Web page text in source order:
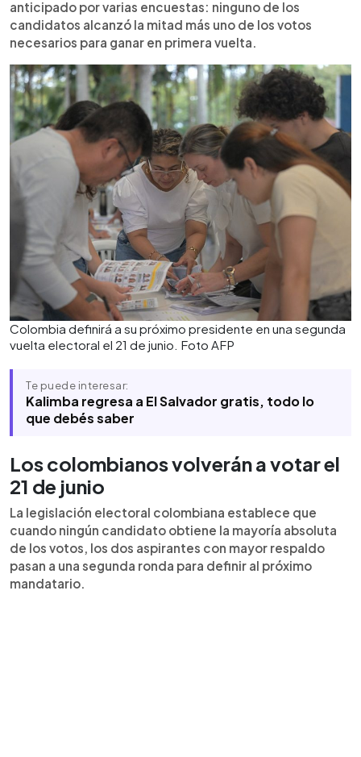
anticipado por varias encuestas: ninguno de los
candidatos alcanzó la mitad más uno de los votos
necesarios para ganar en primera vuelta.
Colombia definirá a su próximo presidente en una segunda
vuelta electoral el 21 de junio. Foto AFP
Te puede interesar:
Kalimba regresa a El Salvador gratis, todo lo
que debés saber
Los colombianos volverán a votar el
21 de junio
La legislación electoral colombiana establece que
cuando ningún candidato obtiene la mayoría absoluta
de los votos, los dos aspirantes con mayor respaldo
pasan a una segunda ronda para definir al próximo
mandatario.